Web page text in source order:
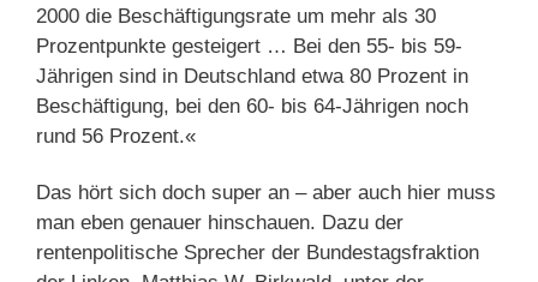
2000 die Beschäftigungsrate um mehr als 30
Prozentpunkte gesteigert … Bei den 55- bis 59-
Jährigen sind in Deutschland etwa 80 Prozent in
Beschäftigung, bei den 60- bis 64-Jährigen noch
rund 56 Prozent.«
Das hört sich doch super an – aber auch hier muss
man eben genauer hinschauen. Dazu der
rentenpolitische Sprecher der Bundestagsfraktion